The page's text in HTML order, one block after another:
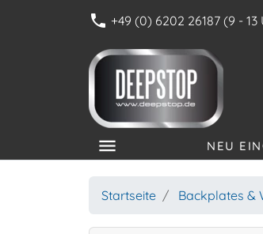
phone +49 (0) 6202 26187 (9 - 13
menu NEU
Startseite Backplates &